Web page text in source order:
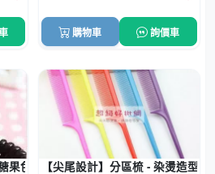
購物車 詢價車
果色髮束【尖尾設計】分區梳 - 染燙造型專